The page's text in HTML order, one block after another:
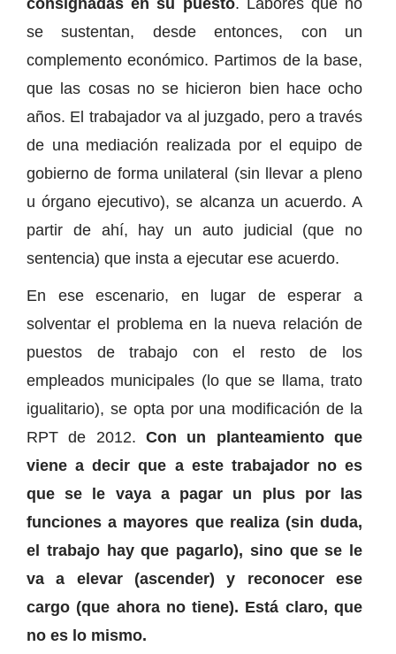
se sustentan, desde entonces, con un
complemento económico. Partimos de la base,
que las cosas no se hicieron bien hace ocho
años. El trabajador va al juzgado, pero a través
de una mediación realizada por el equipo de
gobierno de forma unilateral (sin llevar a pleno
u órgano ejecutivo), se alcanza un acuerdo. A
partir de ahí, hay un auto judicial (que no
sentencia) que insta a ejecutar ese acuerdo.
En ese escenario, en lugar de esperar a
solventar el problema en la nueva relación de
puestos de trabajo con el resto de los
empleados municipales (lo que se llama, trato
igualitario), se opta por una modificación de la
RPT de 2012. Con un planteamiento que
viene a decir que a este trabajador no es
que se le vaya a pagar un plus por las
funciones a mayores que realiza (sin duda,
el trabajo hay que pagarlo), sino que se le
va a elevar (ascender) y reconocer ese
cargo (que ahora no tiene). Está claro, que
no es lo mismo.